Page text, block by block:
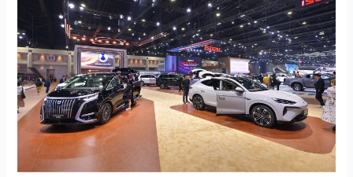
รถยนต์
DENZA
งาน
Motor
Show
2025